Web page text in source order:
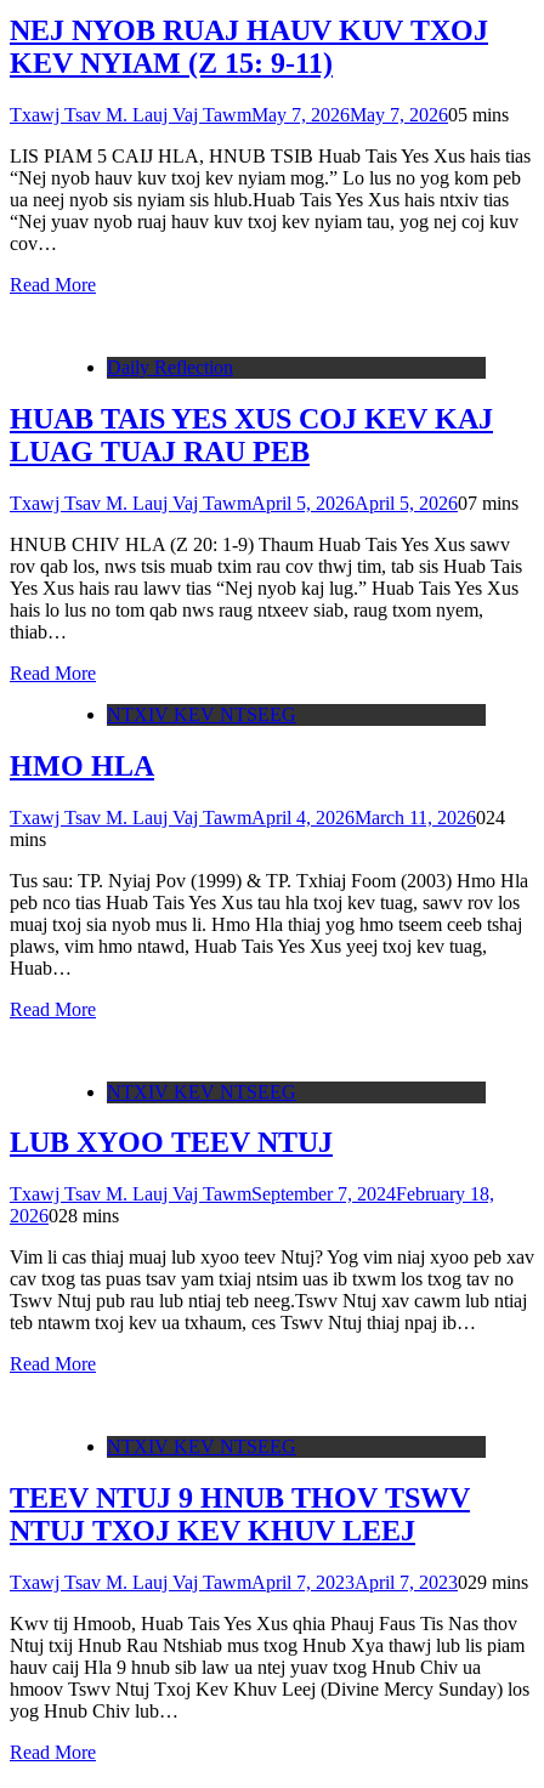
NEJ NYOB RUAJ HAUV KUV TXOJ
KEV NYIAM (Z 15: 9-11)
Txawj Tsav M. Lauj Vaj TawmMay 7, 2026May 7, 202605 mins
LIS PIAM 5 CAIJ HLA, HNUB TSIB Huab Tais Yes Xus hais tias
“Nej nyob hauv kuv txoj kev nyiam mog.” Lo lus no yog kom peb
ua neej nyob sis nyiam sis hlub.Huab Tais Yes Xus hais ntxiv tias
“Nej yuav nyob ruaj hauv kuv txoj kev nyiam tau, yog nej coj kuv
cov…
Read More
Daily Reflection
HUAB TAIS YES XUS COJ KEV KAJ
LUAG TUAJ RAU PEB
Txawj Tsav M. Lauj Vaj TawmApril 5, 2026April 5, 202607 mins
HNUB CHIV HLA (Z 20: 1-9) Thaum Huab Tais Yes Xus sawv
rov qab los, nws tsis muab txim rau cov thwj tim, tab sis Huab Tais
Yes Xus hais rau lawv tias “Nej nyob kaj lug.” Huab Tais Yes Xus
hais lo lus no tom qab nws raug ntxeev siab, raug txom nyem,
thiab…
Read More
NTXIV KEV NTSEEG
HMO HLA
Txawj Tsav M. Lauj Vaj TawmApril 4, 2026March 11, 2026024
mins
Tus sau: TP. Nyiaj Pov (1999) & TP. Txhiaj Foom (2003) Hmo Hla
peb nco tias Huab Tais Yes Xus tau hla txoj kev tuag, sawv rov los
muaj txoj sia nyob mus li. Hmo Hla thiaj yog hmo tseem ceeb tshaj
plaws, vim hmo ntawd, Huab Tais Yes Xus yeej txoj kev tuag,
Huab…
Read More
NTXIV KEV NTSEEG
LUB XYOO TEEV NTUJ
Txawj Tsav M. Lauj Vaj TawmSeptember 7, 2024February 18,
2026028 mins
Vim li cas thiaj muaj lub xyoo teev Ntuj? Yog vim niaj xyoo peb xav
cav txog tas puas tsav yam txiaj ntsim uas ib txwm los txog tav no
Tswv Ntuj pub rau lub ntiaj teb neeg.Tswv Ntuj xav cawm lub ntiaj
teb ntawm txoj kev ua txhaum, ces Tswv Ntuj thiaj npaj ib…
Read More
NTXIV KEV NTSEEG
TEEV NTUJ 9 HNUB THOV TSWV
NTUJ TXOJ KEV KHUV LEEJ
Txawj Tsav M. Lauj Vaj TawmApril 7, 2023April 7, 2023029 mins
Kwv tij Hmoob, Huab Tais Yes Xus qhia Phauj Faus Tis Nas thov
Ntuj txij Hnub Rau Ntshiab mus txog Hnub Xya thawj lub lis piam
hauv caij Hla 9 hnub sib law ua ntej yuav txog Hnub Chiv ua
hmoov Tswv Ntuj Txoj Kev Khuv Leej (Divine Mercy Sunday) los
yog Hnub Chiv lub…
Read More